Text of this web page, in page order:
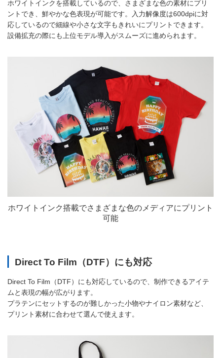
ホワイトインクを搭載しているので、さまざまな色の素材にプリ
ントでき、鮮やかな色表現が可能です。入力解像度は600dpiに対
応しているので細線や小さな文字もきれいにプリントできます。
設備拡充の際にも上位モデル導入がスムーズに進められます。
ホワイトインク搭載でさまざまな色のメディアにプリント
可能
Direct To Film（DTF）にも対応
Direct To Film（DTF）にも対応しているので、制作できるアイテ
ムと表現の幅が広がります。
プラテンにセットするのが難しかった小物やナイロン素材など、
プリント素材に合わせて選んで使えます。